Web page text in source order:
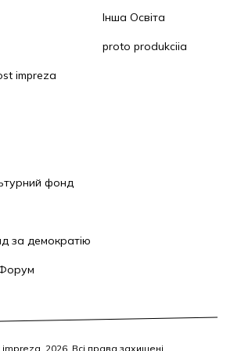
impreza
Інша Освіта
proto produkciia
фонд
за демократію
2026. Всі права захищені